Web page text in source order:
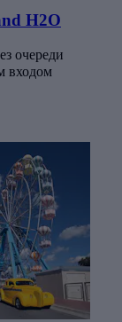
H2O
очереди
входом